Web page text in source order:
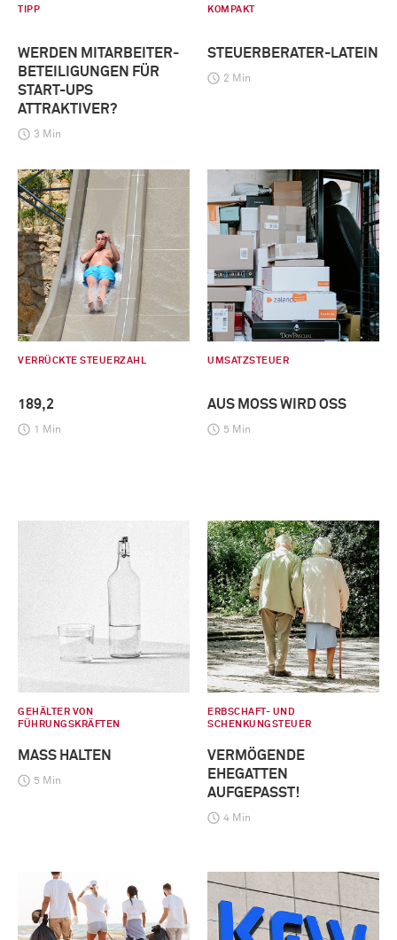
TIPP
WERDEN MITARBEITER­
BETEILIGUNGEN FÜR
START-UPS
ATTRAKTIVER?
3 Min
KOMPAKT
STEUERBERATER-LATEIN
2 Min
VERRÜCKTE STEUERZAHL
189,2
1 Min
UMSATZSTEUER
AUS MOSS WIRD OSS
5 Min
GEHÄLTER VON
FÜHRUNGSKRÄFTEN
MASS HALTEN
5 Min
ERBSCHAFT- UND
SCHENKUNGSTEUER
VERMÖGENDE
EHEGATTEN
AUFGEPASST!
4 Min